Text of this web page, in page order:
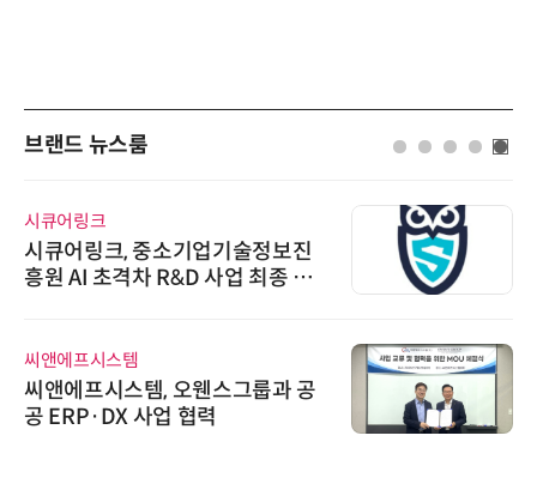
브랜드 뉴스룸
시큐어링크
시큐어링크, 중소기업기술정보진
흥원 AI 초격차 R&D 사업 최종 선
씨앤에프시스템
씨앤에프시스템, 오웬스그룹과 공
공 ERP·DX 사업 협력